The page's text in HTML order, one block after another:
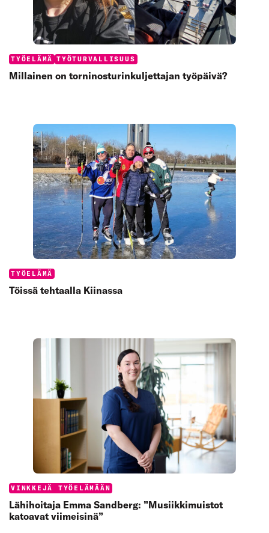
Categories:
TYÖELÄMÄ TYÖTURVALLISUUS
Millainen on torninosturinkuljettajan työpäivä?
Categories:
TYÖELÄMÄ
Töissä tehtaalla Kiinassa
Categories:
VINKKEJÄ TYÖELÄMÄÄN
Lähihoitaja Emma Sandberg: ”Musiikkimuistot
katoavat viimeisinä”